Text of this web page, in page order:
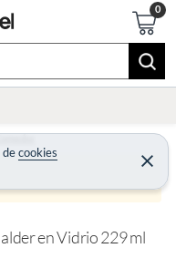
decookies
C
e
r
en Vidrio 229 ml